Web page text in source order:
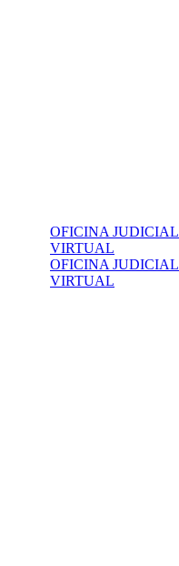
OFICINA JUDICIAL
VIRTUAL
OFICINA JUDICIAL
VIRTUAL